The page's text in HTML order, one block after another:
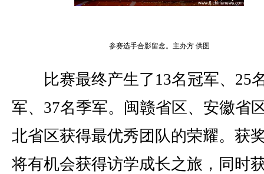
参赛选手合影留念。主办方 供图
比赛最终产生了13名冠军、25
军、37名季军。闽赣省区、安徽省
北省区获得最优秀团队的荣耀。获
将有机会获得访学成长之旅，同时